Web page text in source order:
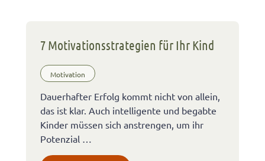
7 Motivationsstrategien für Ihr Kind
Motivation
Dauerhafter Erfolg kommt nicht von allein,
das ist klar. Auch intelligente und begabte
Kinder müssen sich anstrengen, um ihr
Potenzial …